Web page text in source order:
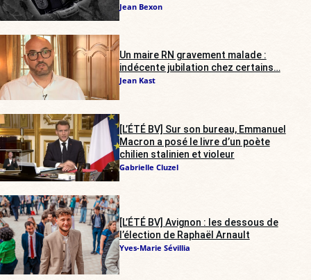
Jean Bexon
Un maire RN gravement malade :
indécente jubilation chez certains…
Jean Kast
[L’ÉTÉ BV] Sur son bureau, Emmanuel
Macron a posé le livre d’un poète
chilien stalinien et violeur
Gabrielle Cluzel
[L’ÉTÉ BV] Avignon : les dessous de
l’élection de Raphaël Arnault
Yves-Marie Sévillia